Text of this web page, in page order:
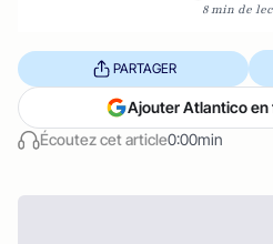
8 min de
Écoutez cet article0:00min
PARTAGER
Ajouter Atlantico en